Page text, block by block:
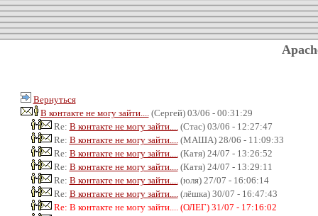
Вернуться
В контакте не могу зайти....
(Сергей) 03/06 - 00:31:29
Re: В контакте не могу зайти....
(Стас) 03/06 - 12:27:47
Re: В контакте не могу зайти....
(МАША) 28/06 - 11:09:33
Re: В контакте не могу зайти....
(Катя) 24/07 - 13:26:52
Re: В контакте не могу зайти....
(Катя) 24/07 - 13:29:11
Re: В контакте не могу зайти....
(юля) 27/07 - 16:06:14
Re: В контакте не могу зайти....
(лёшка) 30/07 - 16:47:43
Re: В контакте не могу зайти.... (ОЛЕГ) 31/07 - 17:16:02